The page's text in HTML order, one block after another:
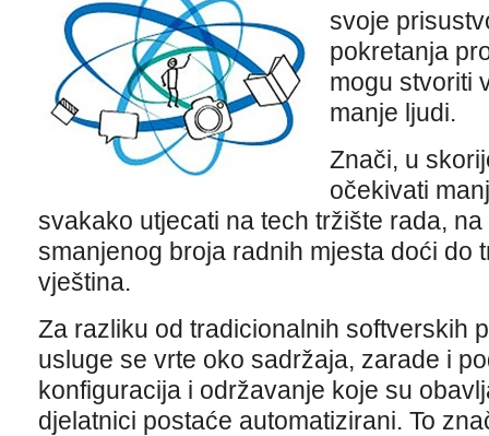
svoje
pokretanja
mogu stvoriti
manje ljudi.
Znači, u
očekivati
svakako utjecati na tech tržište rada,
smanjenog broja radnih mjesta doći do
vještina.
Za razliku od tradicionalnih softverskih
usluge se vrte oko sadržaja, zarade i
konfiguracija i održavanje koje su
djelatnici postaće automatizirani. To